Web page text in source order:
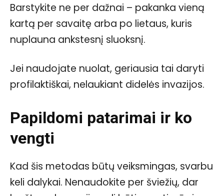
Barstykite ne per dažnai – pakanka vieną
kartą per savaitę arba po lietaus, kuris
nuplauna ankstesnį sluoksnį.
Jei naudojate nuolat, geriausia tai daryti
profilaktiškai, nelaukiant didelės invazijos.
Papildomi patarimai ir ko
vengti
Kad šis metodas būtų veiksmingas, svarbu
keli dalykai. Nenaudokite per šviežių, dar